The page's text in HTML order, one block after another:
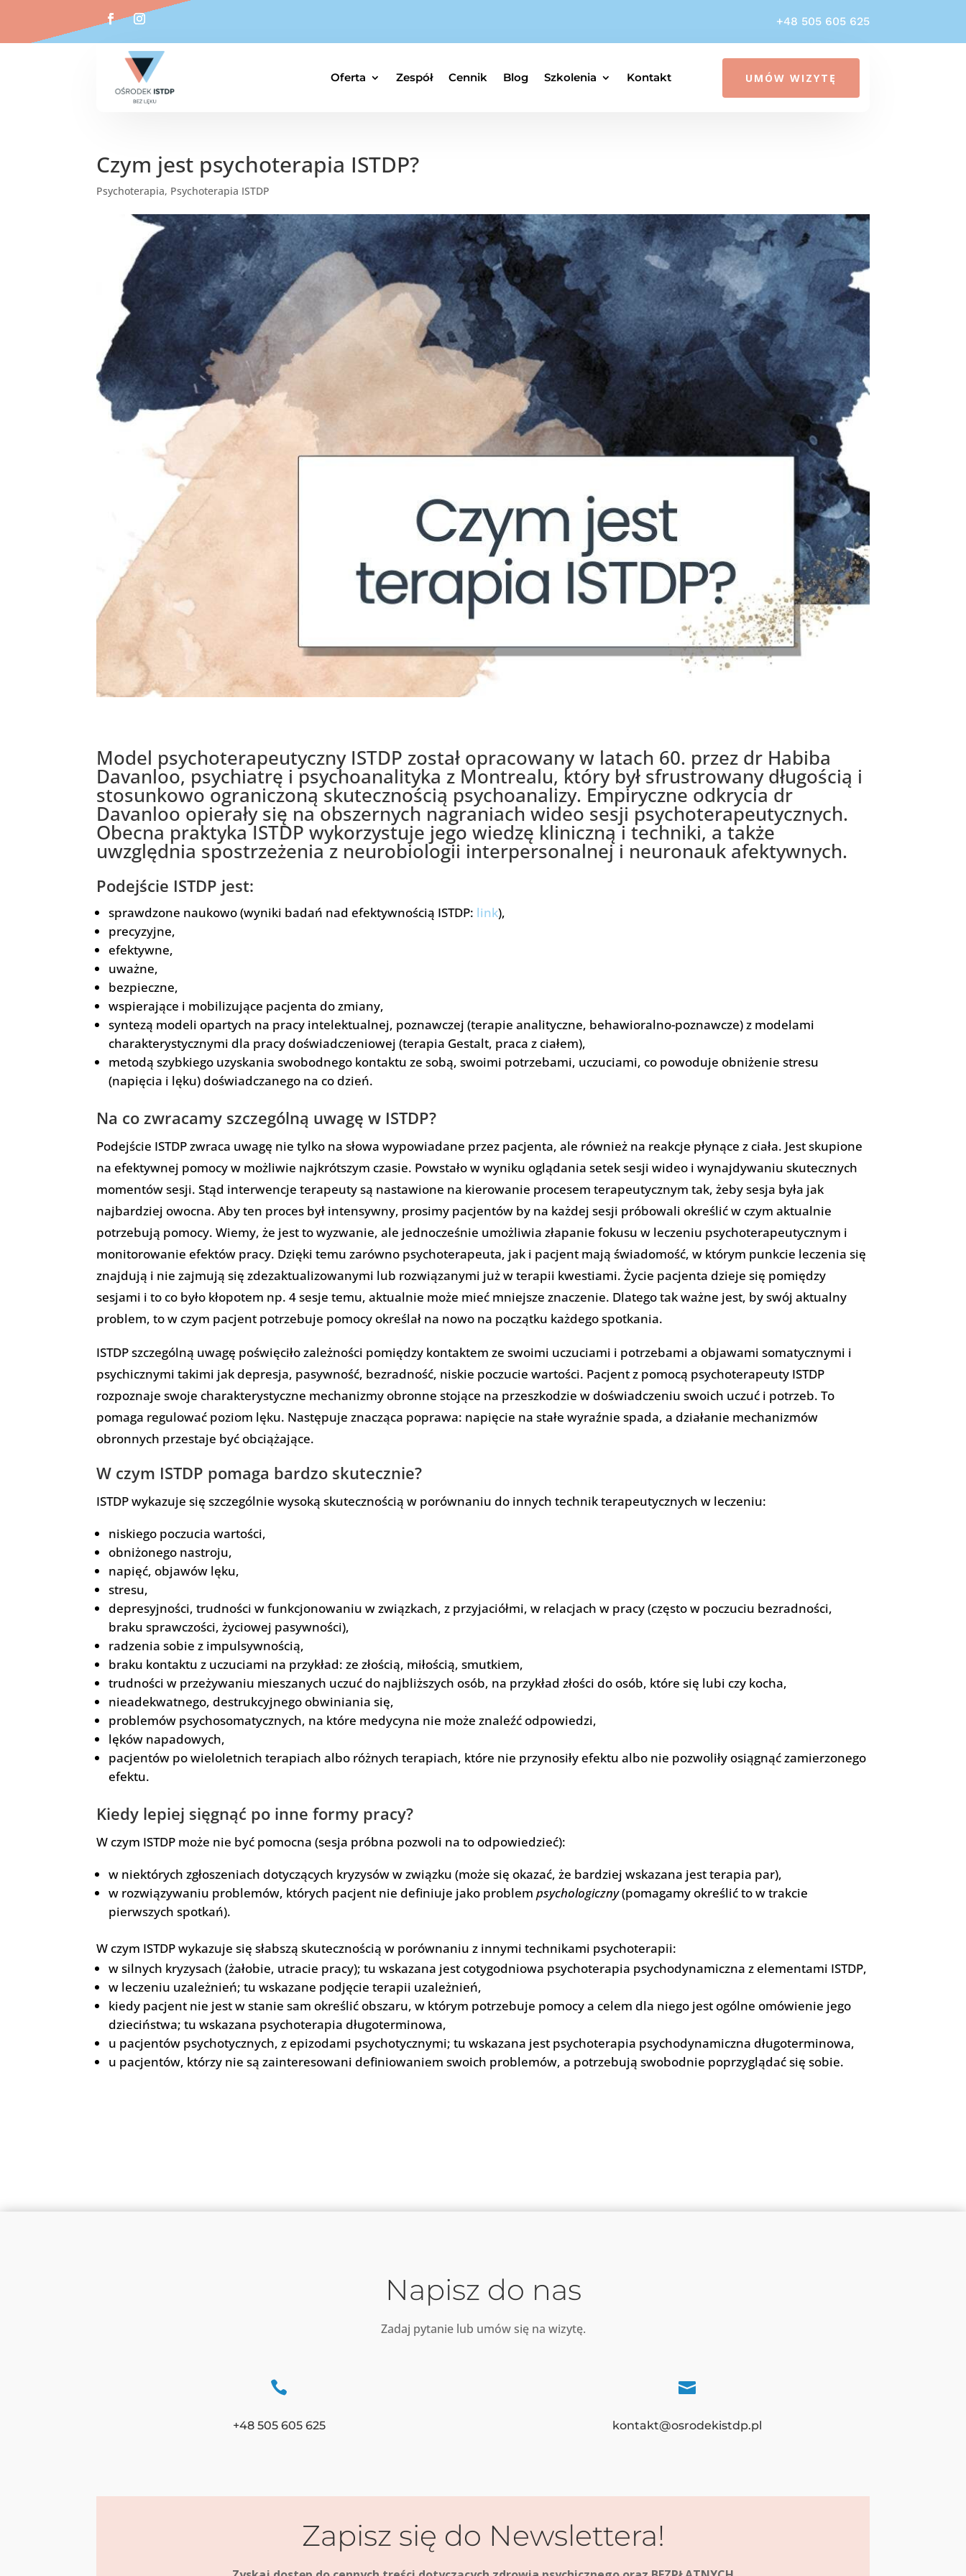
+48 505 605 625
Oferta Zespół Cennik Blog Szkolenia Kontakt UMÓW WIZYTĘ
Czym jest psychoterapia ISTDP?
Psychoterapia, Psychoterapia ISTDP
Model psychoterapeutyczny ISTDP został opracowany w latach 60. przez dr Habiba
Davanloo, psychiatrę i psychoanalityka z Montrealu, który był sfrustrowany długością i
stosunkowo ograniczoną skutecznością psychoanalizy. Empiryczne odkrycia dr
Davanloo opierały się na obszernych nagraniach wideo sesji psychoterapeutycznych.
Obecna praktyka ISTDP wykorzystuje jego wiedzę kliniczną i techniki, a także
uwzględnia spostrzeżenia z neurobiologii interpersonalnej i neuronauk afektywnych.
Podejście ISTDP jest:
sprawdzone naukowo (wyniki badań nad efektywnością ISTDP: link),
precyzyjne,
efektywne,
uważne,
bezpieczne,
wspierające i mobilizujące pacjenta do zmiany,
syntezą modeli opartych na pracy intelektualnej, poznawczej (terapie analityczne, behawioralno-poznawcze) z modelami
charakterystycznymi dla pracy doświadczeniowej (terapia Gestalt, praca z ciałem),
metodą szybkiego uzyskania swobodnego kontaktu ze sobą, swoimi potrzebami, uczuciami, co powoduje obniżenie stresu
(napięcia i lęku) doświadczanego na co dzień.
Na co zwracamy szczególną uwagę w ISTDP?
Podejście ISTDP zwraca uwagę nie tylko na słowa wypowiadane przez pacjenta, ale również na reakcje płynące z ciała. Jest skupione
na efektywnej pomocy w możliwie najkrótszym czasie. Powstało w wyniku oglądania setek sesji wideo i wynajdywaniu skutecznych
momentów sesji. Stąd interwencje terapeuty są nastawione na kierowanie procesem terapeutycznym tak, żeby sesja była jak
najbardziej owocna. Aby ten proces był intensywny, prosimy pacjentów by na każdej sesji próbowali określić w czym aktualnie
potrzebują pomocy. Wiemy, że jest to wyzwanie, ale jednocześnie umożliwia złapanie fokusu w leczeniu psychoterapeutycznym i
monitorowanie efektów pracy. Dzięki temu zarówno psychoterapeuta, jak i pacjent mają świadomość, w którym punkcie leczenia się
znajdują i nie zajmują się zdezaktualizowanymi lub rozwiązanymi już w terapii kwestiami. Życie pacjenta dzieje się pomiędzy
sesjami i to co było kłopotem np. 4 sesje temu, aktualnie może mieć mniejsze znaczenie. Dlatego tak ważne jest, by swój aktualny
problem, to w czym pacjent potrzebuje pomocy określał na nowo na początku każdego spotkania.
ISTDP szczególną uwagę poświęciło zależności pomiędzy kontaktem ze swoimi uczuciami i potrzebami a objawami somatycznymi i
psychicznymi takimi jak depresja, pasywność, bezradność, niskie poczucie wartości. Pacjent z pomocą psychoterapeuty ISTDP
rozpoznaje swoje charakterystyczne mechanizmy obronne stojące na przeszkodzie w doświadczeniu swoich uczuć i potrzeb. To
pomaga regulować poziom lęku. Następuje znacząca poprawa: napięcie na stałe wyraźnie spada, a działanie mechanizmów
obronnych przestaje być obciążające.
W czym ISTDP pomaga bardzo skutecznie?
ISTDP wykazuje się szczególnie wysoką skutecznością w porównaniu do innych technik terapeutycznych w leczeniu:
niskiego poczucia wartości,
obniżonego nastroju,
napięć, objawów lęku,
stresu,
depresyjności, trudności w funkcjonowaniu w związkach, z przyjaciółmi, w relacjach w pracy (często w poczuciu bezradności,
braku sprawczości, życiowej pasywności),
radzenia sobie z impulsywnością,
braku kontaktu z uczuciami na przykład: ze złością, miłością, smutkiem,
trudności w przeżywaniu mieszanych uczuć do najbliższych osób, na przykład złości do osób, które się lubi czy kocha,
nieadekwatnego, destrukcyjnego obwiniania się,
problemów psychosomatycznych, na które medycyna nie może znaleźć odpowiedzi,
lęków napadowych,
pacjentów po wieloletnich terapiach albo różnych terapiach, które nie przynosiły efektu albo nie pozwoliły osiągnąć zamierzonego
efektu.
Kiedy lepiej sięgnąć po inne formy pracy?
W czym ISTDP może nie być pomocna (sesja próbna pozwoli na to odpowiedzieć):
w niektórych zgłoszeniach dotyczących kryzysów w związku (może się okazać, że bardziej wskazana jest terapia par),
w rozwiązywaniu problemów, których pacjent nie definiuje jako problempsychologiczny(pomagamy określić to w trakcie
pierwszych spotkań).
W czym ISTDP wykazuje się słabszą skutecznością w porównaniu z innymi technikami psychoterapii:
w silnych kryzysach (żałobie, utracie pracy); tu wskazana jest cotygodniowa psychoterapia psychodynamiczna z elementami ISTDP,
w leczeniu uzależnień; tu wskazane podjęcie terapii uzależnień,
kiedy pacjent nie jest w stanie sam określić obszaru, w którym potrzebuje pomocy a celem dla niego jest ogólne omówienie jego
dzieciństwa; tu wskazana psychoterapia długoterminowa,
u pacjentów psychotycznych, z epizodami psychotycznymi; tu wskazana jest psychoterapia psychodynamiczna długoterminowa,
u pacjentów, którzy nie są zainteresowani definiowaniem swoich problemów, a potrzebują swobodnie poprzyglądać się sobie.
Napisz do nas
Zadaj pytanie lub umów się na wizytę.

+48 505 605 625

kontakt@osrodekistdp.pl
Zapisz się do Newslettera!